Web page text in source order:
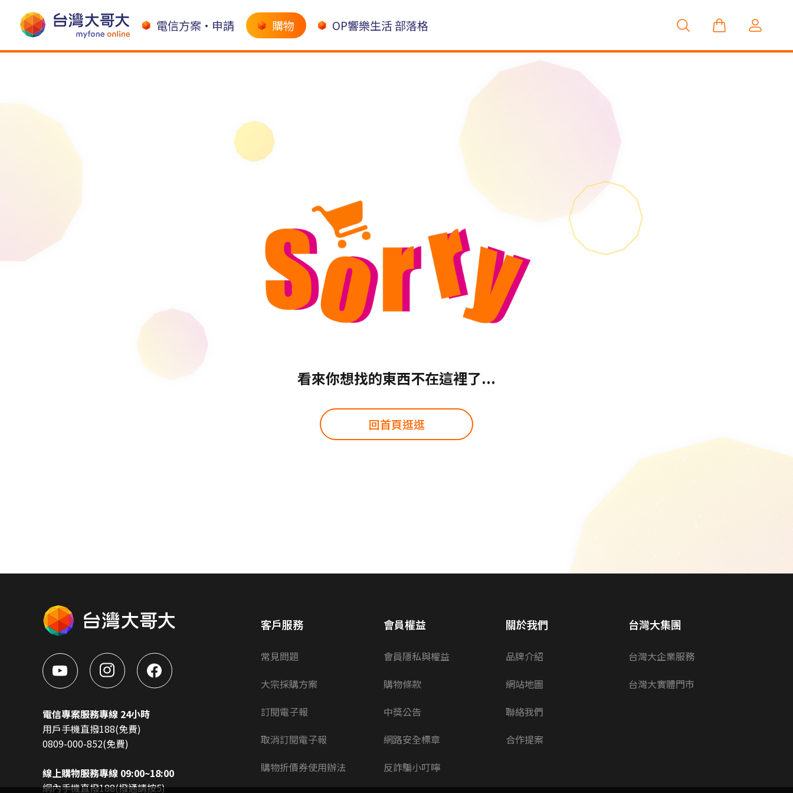
電信方案•申請 購物 OP響樂生活 部落格
看來你想找的東西不在這裡了...
回首頁逛逛
電信專案服務專線 24小時
用戶手機直撥188(免費)
0809-000-852(免費)
線上購物服務專線 09:00~18:00
網內手機直撥188(撥通請按5)
客戶服務
常見問題
大宗採購方案
訂閱電子報
取消訂閱電子報
購物折價券使用辦法
會員權益
會員隱私與權益
購物條款
中獎公告
網路安全標章
反詐騙小叮嚀
關於我們
品牌介紹
網站地圖
聯絡我們
合作提案
台灣大集團
台灣大企業服務
台灣大實體門市